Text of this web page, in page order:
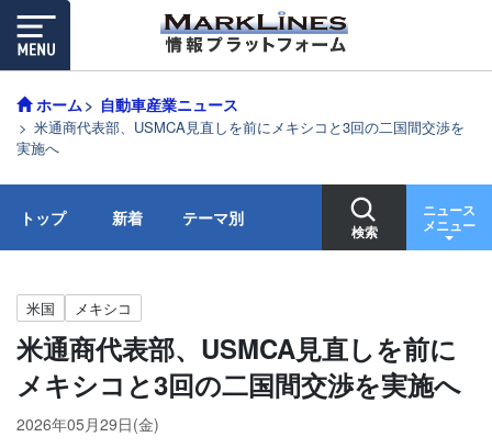
ホーム 自動車産業ニュース
米通商代表部、USMCA見直しを前にメキシコと3回の二国間交渉を
実施へ
トップ 新着 テーマ別
検索
ニュース
メニュー
米国 メキシコ
米通商代表部、USMCA見直しを前に
メキシコと3回の二国間交渉を実施へ
2026年05月29日(金)